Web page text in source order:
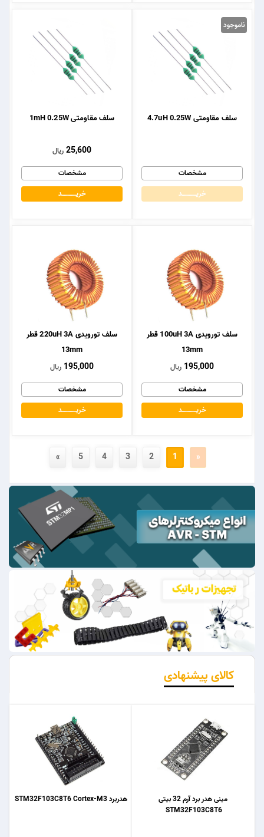
ناموجود
سلف مقاومتی 4.7uH 0.25W
مشخصات
خریــــــــــــد
سلف مقاومتی 1mH 0.25W
25,600 ریال
مشخصات
خریــــــــــــد
سلف تورویدی 100uH 3A قطر
13mm
195,000 ریال
مشخصات
خریــــــــــــد
سلف تورویدی 220uH 3A قطر
13mm
195,000 ریال
مشخصات
خریــــــــــــد
«
1
2
3
4
5
»
کالای پیشنهادی
هدربرد STM32F103C8T6 Cortex-M3
مینی هدر برد آرم 32 بیتی
STM32F103C8T6